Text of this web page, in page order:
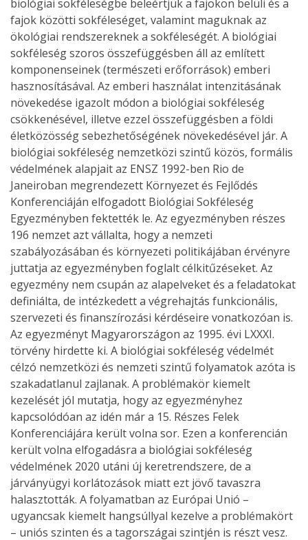
biológiai sokféleségbe beleértjük a fajokon belüli és a
fajok közötti sokféleséget, valamint maguknak az
ökológiai rendszereknek a sokféleségét. A biológiai
sokféleség szoros összefüggésben áll az említett
komponenseinek (természeti erőforrások) emberi
hasznosításával. Az emberi használat intenzitásának
növekedése igazolt módon a biológiai sokféleség
csökkenésével, illetve ezzel összefüggésben a földi
életközösség sebezhetőségének növekedésével jár. A
biológiai sokféleség nemzetközi szintű közös, formális
védelmének alapjait az ENSZ 1992-ben Rio de
Janeiroban megrendezett Környezet és Fejlődés
Konferenciáján elfogadott Biológiai Sokféleség
Egyezményben fektették le. Az egyezményben részes
196 nemzet azt vállalta, hogy a nemzeti
szabályozásában és környezeti politikájában érvényre
juttatja az egyezményben foglalt célkitűzéseket. Az
egyezmény nem csupán az alapelveket és a feladatokat
definiálta, de intézkedett a végrehajtás funkcionális,
szervezeti és finanszírozási kérdéseire vonatkozóan is.
Az egyezményt Magyarországon az 1995. évi LXXXI.
törvény hirdette ki. A biológiai sokféleség védelmét
célzó nemzetközi és nemzeti szintű folyamatok azóta is
szakadatlanul zajlanak. A problémakör kiemelt
kezelését jól mutatja, hogy az egyezményhez
kapcsolódóan az idén már a 15. Részes Felek
Konferenciájára került volna sor. Ezen a konferencián
került volna elfogadásra a biológiai sokféleség
védelmének 2020 utáni új keretrendszere, de a
járványügyi korlátozások miatt ezt jövő tavaszra
halasztották. A folyamatban az Európai Unió –
ugyancsak kiemelt hangsúllyal kezelve a problémakört
– uniós szinten és a tagországai szintjén is részt vesz.